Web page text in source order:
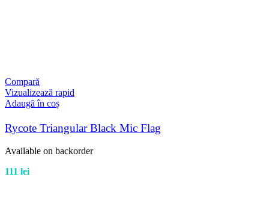
Compară
Vizualizează rapid
Adaugă în coș
Rycote Triangular Black Mic Flag
Available on backorder
111 lei